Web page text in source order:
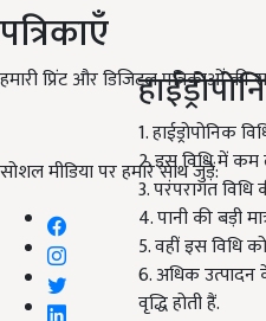
पत्रिकाएँ
हमारी प्रिंट और डिजिटल पत्रिकाओं की
सोशल मीडिया पर हमारे साथ जुड़ें:
1. हाईड्रोपोनिक
2. इस विधि में कम
3. परंपरागत
4. पानी की बड़ी
5. वहीं इस विधि
6. अधिक उत्पादन
वृद्धि होती हैं.